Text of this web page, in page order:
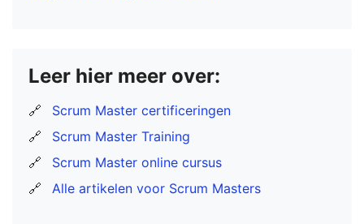
Leer hier meer over:
🔗
Scrum Master certificeringen
🔗
Scrum Master Training
🔗
Scrum Master online cursus
🔗
Alle artikelen voor Scrum Masters